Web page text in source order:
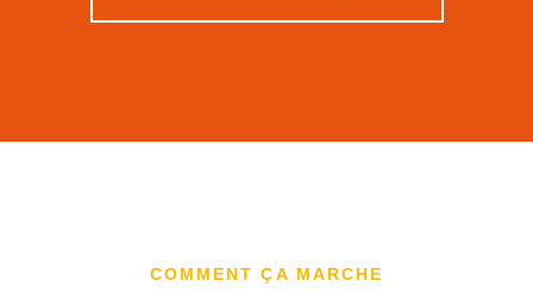
COMMENT ÇA MARCHE